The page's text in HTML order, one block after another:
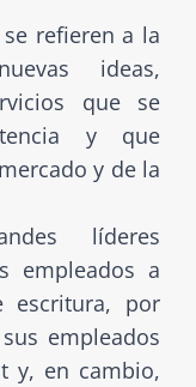
refieren a la
ideas,
que se
y que
y de la
líderes
empleados a
escritura, por
empleados
y, en cambio,